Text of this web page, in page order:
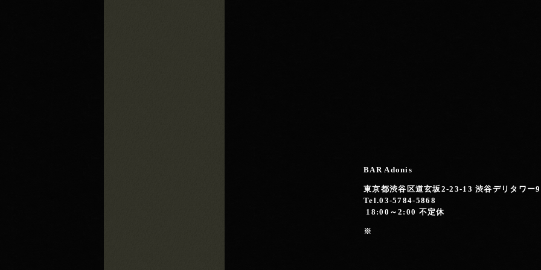
BAR Adonis
東京都渋谷区道玄坂2-23-13 渋谷デリタワー
Tel.03-5784-5868
18:00～2:00 不定休
※